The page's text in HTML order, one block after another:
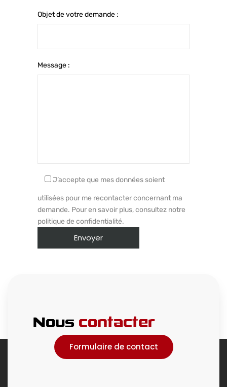
Objet de votre demande :
Message :
J’accepte que mes données soient
utilisées pour me recontacter concernant ma
demande. Pour en savoir plus, consultez notre
politique de confidentialité.
Nous contacter
Formulaire de contact